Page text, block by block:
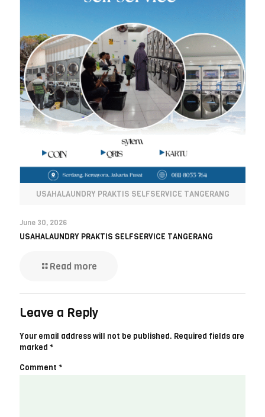
USAHALAUNDRY PRAKTIS SELFSERVICE TANGERANG
June 30, 2026
USAHALAUNDRY PRAKTIS SELFSERVICE TANGERANG
Read more
Leave a Reply
Your email address will not be published. Required fields are
marked *
Comment *